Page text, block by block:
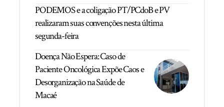
PODEMOS e a coligação PT/PCdoB e PV
realizaram suas convenções nesta última
segunda-feira
Doença Não Espera: Caso de
Paciente Oncológica Expõe Caos e
Desorganização na Saúde de
Macaé